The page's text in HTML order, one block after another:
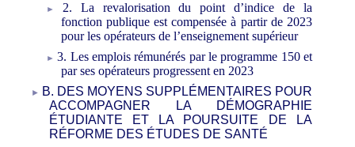
2. La revalorisation du point d’indice de la
fonction publique est compensée à partir de 2023
pour les opérateurs de l’enseignement supérieur
3. Les emplois rémunérés par le programme 150 et
par ses opérateurs progressent en 2023
B. DES MOYENS SUPPLÉMENTAIRES POUR
ACCOMPAGNER LA DÉMOGRAPHIE
ÉTUDIANTE ET LA POURSUITE DE LA
RÉFORME DES ÉTUDES DE SANTÉ